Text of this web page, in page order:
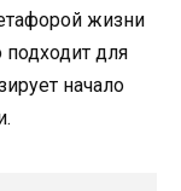
жизни
подходит для
начало